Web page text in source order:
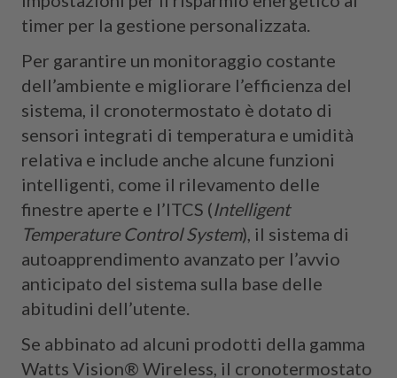
timer per la gestione personalizzata.
Per garantire un monitoraggio costante
dell’ambiente e migliorare l’efficienza del
sistema, il cronotermostato è dotato di
sensori integrati di temperatura e umidità
relativa e include anche alcune funzioni
intelligenti, come il rilevamento delle
finestre aperte e l’ITCS (Intelligent
Temperature Control System), il sistema di
autoapprendimento avanzato per l’avvio
anticipato del sistema sulla base delle
abitudini dell’utente.
Se abbinato ad alcuni prodotti della gamma
Watts Vision® Wireless, il cronotermostato